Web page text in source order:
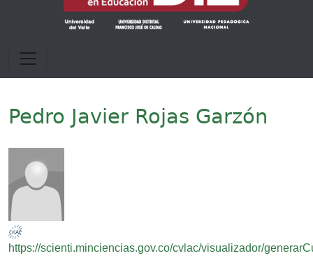
Pedro Javier Rojas Garzón
https://scienti.minciencias.gov.co/cvlac/visualizador/